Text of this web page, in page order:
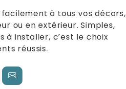
à tous vos décors,
ou en extérieur. Simples,
à installer, c’est le choix
réussis.